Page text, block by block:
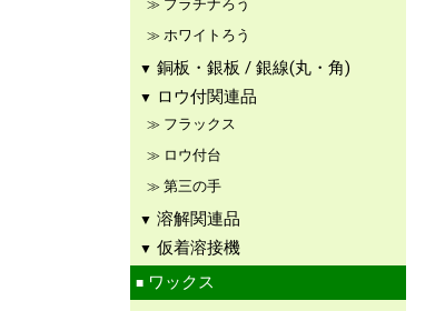
プラチナろう
ホワイトろう
銅板・銀板 / 銀線(丸・角)
ロウ付関連品
フラックス
ロウ付台
第三の手
溶解関連品
仮着溶接機
ワックス